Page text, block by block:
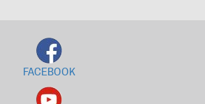
FACEBOOK